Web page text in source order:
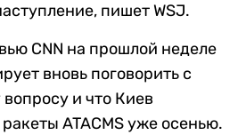
пишет WSJ.
CNN на прошлой неделе
вновь поговорить с
и что Киев
ATACMS уже осенью.